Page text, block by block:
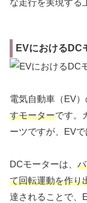
EVにおけるDC
電気自動車（EV）
すモーターです。
ーツですが、EV
DCモーターは、
て回転運動を作り
達されることで、